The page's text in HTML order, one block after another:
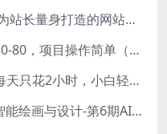
WordPress小宇宙插件：为站长量身打造的网站性能与SEO优化插件
微信托管挂机，单号日赚50-80，项目操作简单（附无限注册实名微信号教程）
抖音图文带货蓝海赛道，每天只花2小时，小白轻松过万
MJ Stable Diffusion人工智能绘画与设计-第6期AIGC课程（35节）